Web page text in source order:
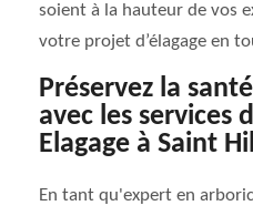
soient à la hauteur de vos
votre projet d’élagage en
Préservez la
avec les services
Elagage à Saint
En tant qu'expert en